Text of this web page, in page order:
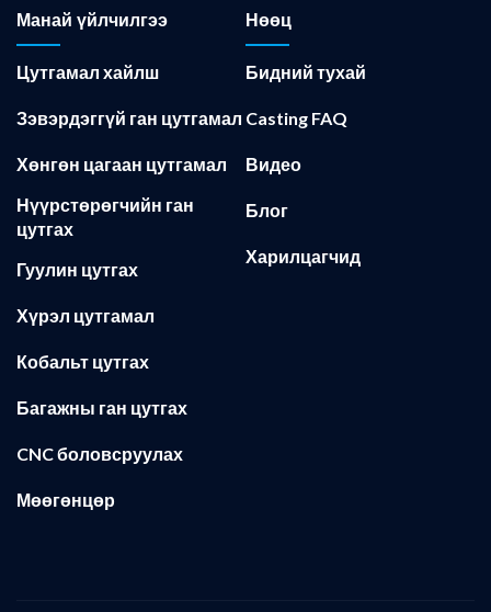
Манай үйлчилгээ
Цутгамал хайлш
Зэвэрдэггүй ган цутгамал
Хөнгөн цагаан цутгамал
Нүүрстөрөгчийн ган
цутгах
Гуулин цутгах
Хүрэл цутгамал
Кобальт цутгах
Багажны ган цутгах
CNC боловсруулах
Мөөгөнцөр
Нөөц
Бидний тухай
Casting FAQ
Видео
Блог
Харилцагчид